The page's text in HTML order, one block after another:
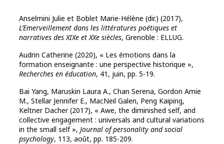
Anselmini Julie et Boblet Marie-Hélène (dir.) (2017),
L’Emerveillement dans les littératures poétiques et
narratives des XIXe et XXe siècles, Grenoble : ELLUG.
Audrin Catherine (2020), « Les émotions dans la
formation enseignante : une perspective historique »,
Recherches en éducation, 41, juin, pp. 5-19.
Bai Yang, Maruskin Laura A., Chan Serena, Gordon Amie
M., Stellar Jennifer E., MacNeil Galen, Peng Kaiping,
Keltner Dacher (2017), « Awe, the diminished self, and
collective engagement : universals and cultural variations
in the small self », Journal of personality and social
psychology, 113, août, pp. 185-209.